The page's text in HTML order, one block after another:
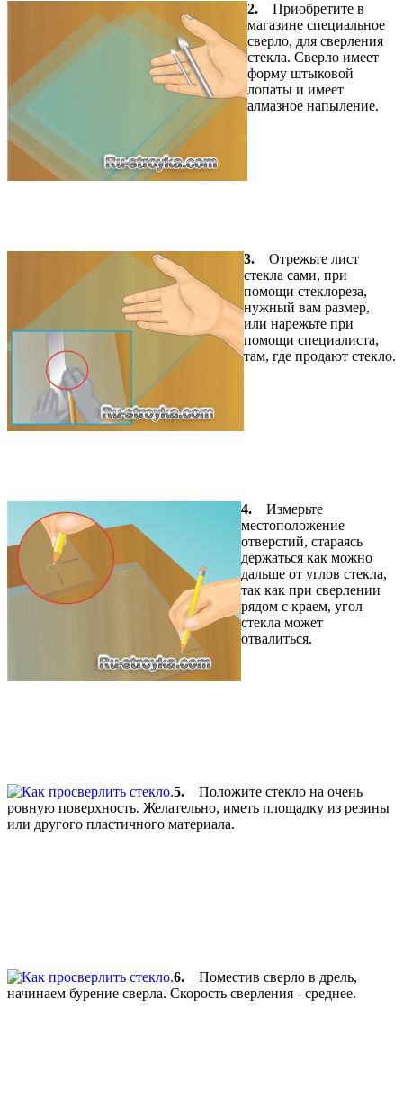
2. Приобретите в
магазине специальное
сверло, для сверления
стекла. Сверло имеет
форму штыковой
лопаты и имеет
алмазное напыление.
3. Отрежьте лист
стекла сами, при
помощи стеклореза,
нужный вам размер,
или нарежьте при
помощи специалиста,
там, где продают стекло.
4. Измерьте
местоположение
отверстий, стараясь
держаться как можно
дальше от углов стекла,
так как при сверлении
рядом с краем, угол
стекла может
отвалиться.
5.
Положите стекло на очень
ровную поверхность. Желательно, иметь площадку из резины
или другого пластичного материала.
6.
Поместив сверло в дрель,
начинаем бурение сверла. Скорость сверления - среднее.